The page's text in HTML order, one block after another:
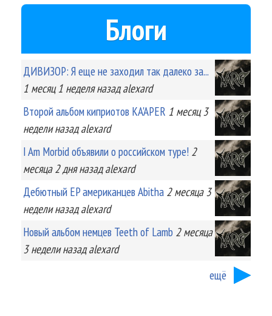
Блоги
ДИВИЗОР: Я еще не заходил так далеко за...
1 месяц 1 неделяназад alexard
Второй альбом киприотов KA'APER 1 месяц 3
неделиназад alexard
I Am Morbid объявили о российском туре! 2
месяца 2 дняназад alexard
Дебютный EP американцев Abitha 2 месяца 3
неделиназад alexard
Новый альбом немцев Teeth of Lamb 2 месяца
3 неделиназад alexard
ещё